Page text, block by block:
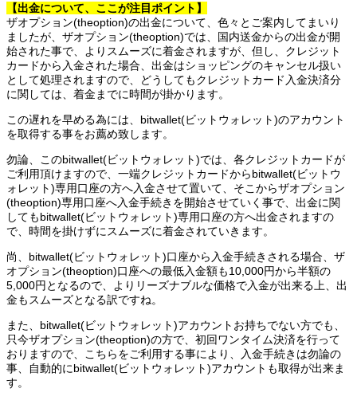
【出金について、ここが注目ポイント】
ザオプション(theoption)の出金について、色々とご案内してまいり
ましたが、ザオプション(theoption)では、国内送金からの出金が開
始された事で、よりスムーズに着金されますが、但し、クレジット
カードから入金された場合、出金はショッピングのキャンセル扱い
として処理されますので、どうしてもクレジットカード入金決済分
に関しては、着金までに時間が掛かります。
この遅れを早める為には、bitwallet(ビットウォレット)のアカウント
を取得する事をお薦め致します。
勿論、このbitwallet(ビットウォレット)では、各クレジットカードが
ご利用頂けますので、一端クレジットカードからbitwallet(ビットウ
ォレット)専用口座の方へ入金させて置いて、そこからザオプション
(theoption)専用口座へ入金手続きを開始させていく事で、出金に関
してもbitwallet(ビットウォレット)専用口座の方へ出金されますの
で、時間を掛けずにスムーズに着金されていきます。
尚、bitwallet(ビットウォレット)口座から入金手続きされる場合、ザ
オプション(theoption)口座への最低入金額も10,000円から半額の
5,000円となるので、よりリーズナブルな価格で入金が出来る上、出
金もスムーズとなる訳ですね。
また、bitwallet(ビットウォレット)アカウントお持ちでない方でも、
只今ザオプション(theoption)の方で、初回ワンタイム決済を行って
おりますので、こちらをご利用する事により、入金手続きは勿論の
事、自動的にbitwallet(ビットウォレット)アカウントも取得が出来ま
す。